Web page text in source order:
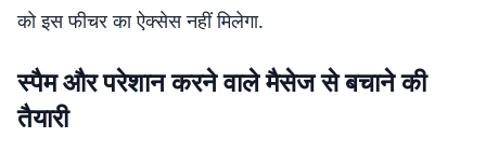
को इस फीचर का ऐक्सेस नहीं मिलेगा.
स्पैम और परेशान करने वाले मैसेज से बचाने की
तैयारी